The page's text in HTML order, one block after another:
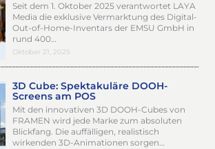
Seit dem 1. Oktober 2025 verantwortet LAYA
Media die exklusive Vermarktung des Digital-
Out-of-Home-Inventars der EMSU GmbH in
rund 400…
Oktober 21, 2025
3D Cube: Spektakuläre DOOH-
Screens am POS
Mit den innovativen 3D DOOH-Cubes von
FRAMEN wird jede Marke zum absoluten
Blickfang. Die auffälligen, realistisch
wirkenden 3D-Animationen sorgen…